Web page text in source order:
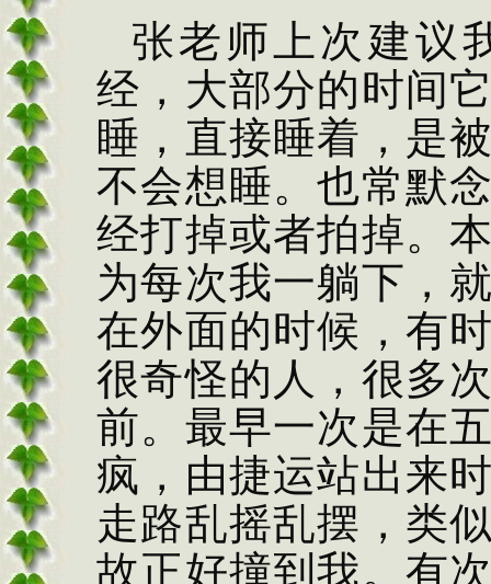
张老师上次建议
经，大部分的时间
睡，直接睡着，是
不会想睡。也常默
经打掉或者拍掉。
为每次我一躺下，
在外面的时候，有
很奇怪的人，很多
前。最早一次是在
疯，由捷运站出来
走路乱摇乱摆，类
故正好撞到我。有